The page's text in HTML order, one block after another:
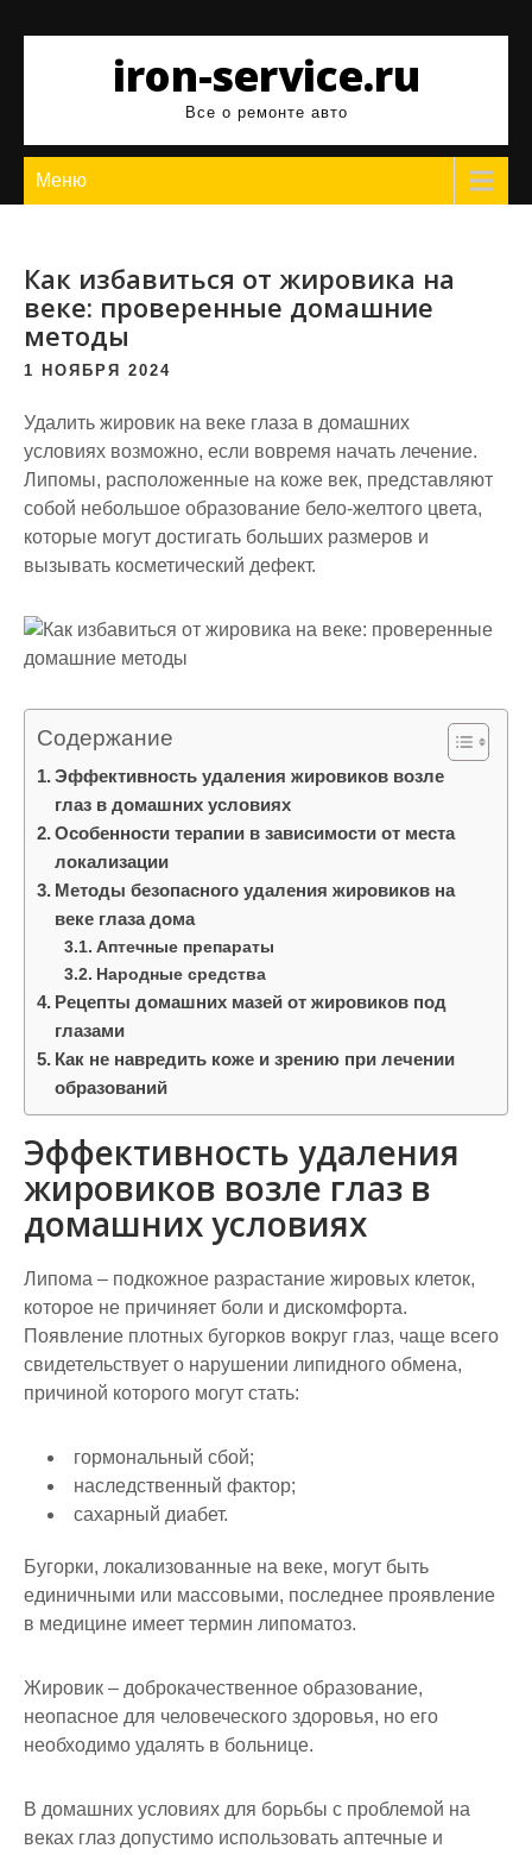
содержимомуiron-service.ru
Все о ремонте авто
Меню
Как избавиться от жировика на
веке: проверенные домашние
методы
1 НОЯБРЯ 2024
Удалить жировик на веке глаза в домашних
условиях возможно, если вовремя начать лечение.
Липомы, расположенные на коже век, представляют
собой небольшое образование бело-желтого цвета,
которые могут достигать больших размеров и
вызывать косметический дефект.
Содержание
Эффективность удаления жировиков возле
глаз в домашних условиях
Особенности терапии в зависимости от места
локализации
Методы безопасного удаления жировиков на
веке глаза дома
Аптечные препараты
Народные средства
Рецепты домашних мазей от жировиков под
глазами
Как не навредить коже и зрению при лечении
образований
Эффективность удаления
жировиков возле глаз в
домашних условиях
Липома – подкожное разрастание жировых клеток,
которое не причиняет боли и дискомфорта.
Появление плотных бугорков вокруг глаз, чаще всего
свидетельствует о нарушении липидного обмена,
причиной которого могут стать:
гормональный сбой;
наследственный фактор;
сахарный диабет.
Бугорки, локализованные на веке, могут быть
единичными или массовыми, последнее проявление
в медицине имеет термин липоматоз.
Жировик – доброкачественное образование,
неопасное для человеческого здоровья, но его
необходимо удалять в больнице.
В домашних условиях для борьбы с проблемой на
веках глаз допустимо использовать аптечные и